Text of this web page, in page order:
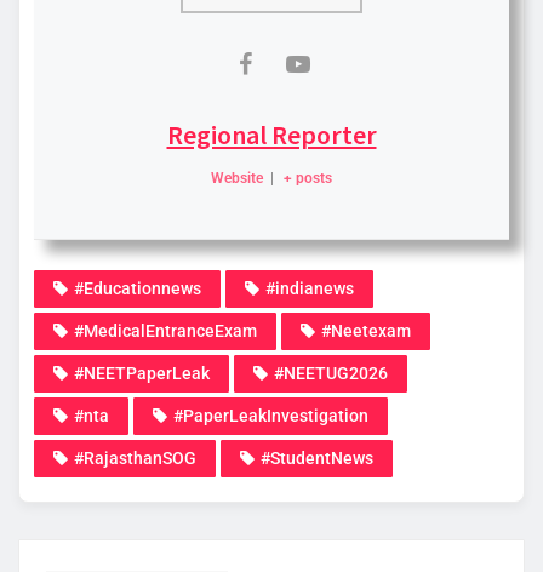
Regional Reporter
Website + posts
#Educationnews #indianews
#MedicalEntranceExam #Neetexam
#NEETPaperLeak #NEETUG2026
#nta #PaperLeakInvestigation
#RajasthanSOG #StudentNews